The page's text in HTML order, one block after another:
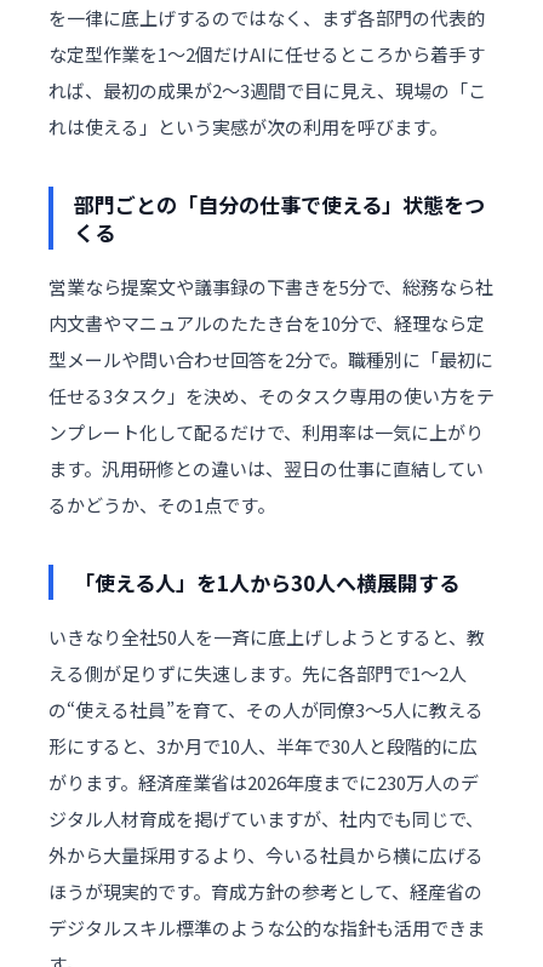
を一律に底上げするのではなく、まず各部門の代表的
な定型作業を1〜2個だけAIに任せるところから着手す
れば、最初の成果が2〜3週間で目に見え、現場の「こ
れは使える」という実感が次の利用を呼びます。
部門ごとの「自分の仕事で使える」状態をつ
くる
営業なら提案文や議事録の下書きを5分で、総務なら社
内文書やマニュアルのたたき台を10分で、経理なら定
型メールや問い合わせ回答を2分で。職種別に「最初に
任せる3タスク」を決め、そのタスク専用の使い方をテ
ンプレート化して配るだけで、利用率は一気に上がり
ます。汎用研修との違いは、翌日の仕事に直結してい
るかどうか、その1点です。
「使える人」を1人から30人へ横展開する
いきなり全社50人を一斉に底上げしようとすると、教
える側が足りずに失速します。先に各部門で1〜2人
の“使える社員”を育て、その人が同僚3〜5人に教える
形にすると、3か月で10人、半年で30人と段階的に広
がります。経済産業省は2026年度までに230万人のデ
ジタル人材育成を掲げていますが、社内でも同じで、
外から大量採用するより、今いる社員から横に広げる
ほうが現実的です。育成方針の参考として、経産省の
デジタルスキル標準のような公的な指針も活用できま